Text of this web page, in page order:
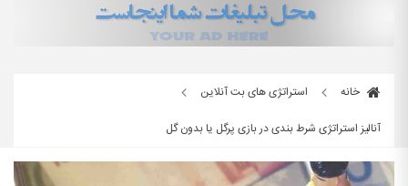
خانه
استراتژی های بت آنلاین
آنالیز استراتژی شرط بندی در بازی پرگل یا بدون گل